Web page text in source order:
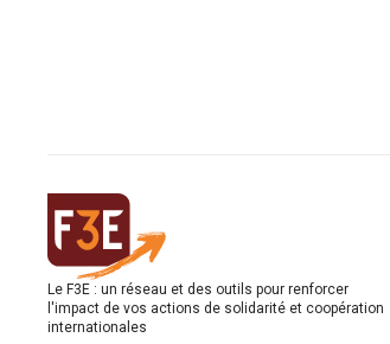
Le F3E : un réseau et des outils pour renforcer
l'impact de vos actions de solidarité et coopération
internationales